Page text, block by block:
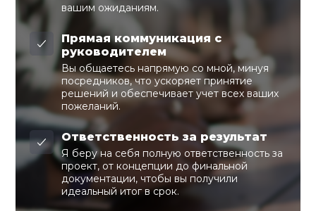
вашим ожиданиям.
Прямая коммуникация с
руководителем
Вы общаетесь напрямую со мной, минуя
посредников, что ускоряет принятие
решений и обеспечивает учет всех ваших
пожеланий.
Ответственность за результат
Я беру на себя полную ответственность за
проект, от концепции до финальной
документации, чтобы вы получили
идеальный итог в срок.